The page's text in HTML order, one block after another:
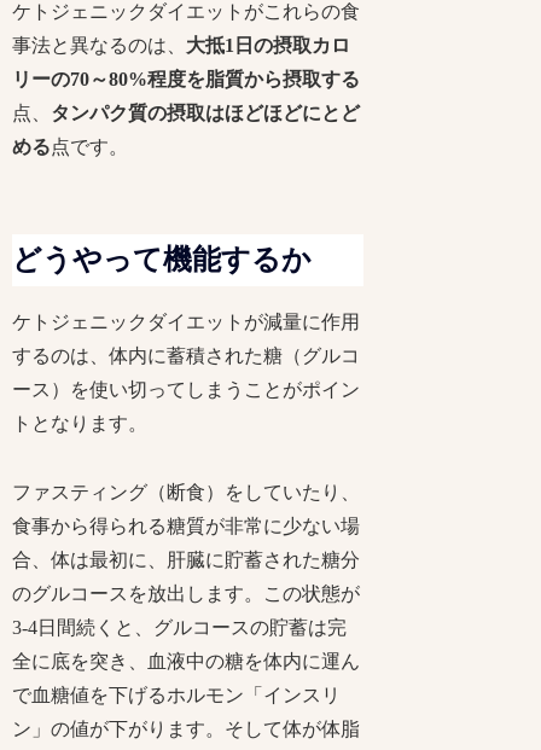
ケトジェニックダイエットがこれらの食
事法と異なるのは、 大抵1日の摂取カロ
リーの70～80%程度を脂質から摂取する
点、 タンパク質の摂取はほどほどにとど
める点です。
どうやって機能するか
ケトジェニックダイエットが減量に作用
するのは、体内に蓄積された糖（グルコ
ース）を使い切ってしまうことがポイン
トとなります。
ファスティング（断食）をしていたり、
食事から得られる糖質が非常に少ない場
合、体は最初に、肝臓に貯蓄された糖分
のグルコースを放出します。この状態が
3-4日間続くと、グルコースの貯蓄は完
全に底を突き、血液中の糖を体内に運ん
で血糖値を下げるホルモン「インスリ
ン」の値が下がります。そして体が体脂